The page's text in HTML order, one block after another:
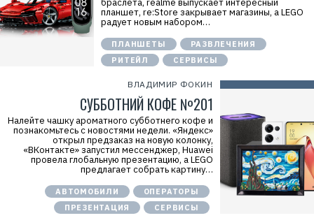
браслета, realme выпускает интересный
планшет, re:Store закрывает магазины, а LEGO
радует новым набором…
ПЛАНШЕТЫ
РАЗВЛЕЧЕНИЯ
РИТЕЙЛ
СЕРВИСЫ
ВЛАДИМИР ФОКИН
СУББОТНИЙ КОФЕ №201
Налейте чашку ароматного субботнего кофе и
познакомьтесь с новостями недели. «Яндекс»
открыл предзаказ на новую колонку,
«ВКонтакте» запустил мессенджер, Huawei
провела глобальную презентацию, а LEGO
предлагает собрать картину…
АВТОМОБИЛИ
ОПЕРАТОРЫ
ПРЕЗЕНТАЦИЯ
СЕРВИСЫ